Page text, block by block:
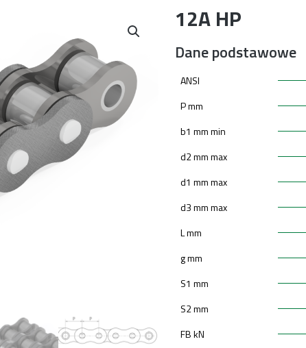
12A HP
Dane podstawowe
ANSI
P mm
b1 mm min
d2 mm max
d1 mm max
d3 mm max
L mm
g mm
S1 mm
S2 mm
FB kN